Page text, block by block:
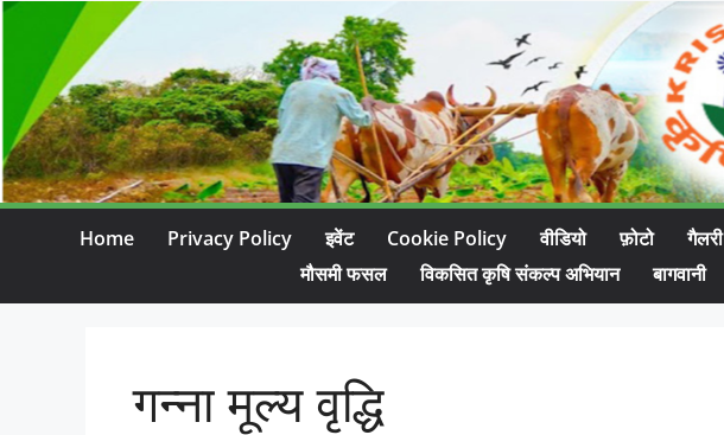
Home Privacy Policy इवेंट Cookie Policy वीडियो फ़ोटो गैलरी
मौसमी फसल
विकसित कृषि संकल्प अभियान बागवानी
गन्ना मूल्य वृद्धि